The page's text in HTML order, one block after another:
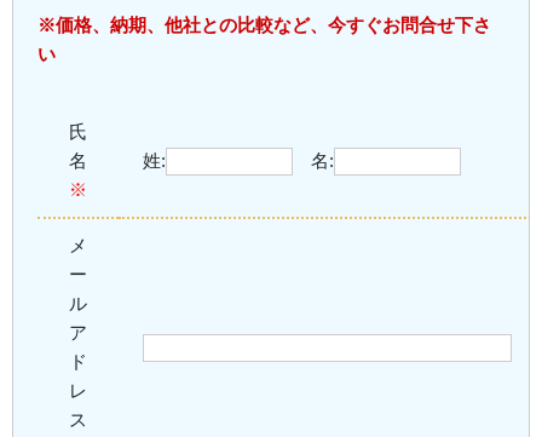
※価格、納期、他社との比較など、今すぐお問合せ下さ
い
氏
名
※
姓: 名:
メ
ー
ル
ア
ド
レ
ス